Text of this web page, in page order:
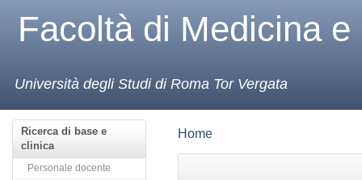
Facoltà di Medicina
Università degli Studi di Roma Tor Vergata
Ricerca di base e
clinica
Personale docente
Home